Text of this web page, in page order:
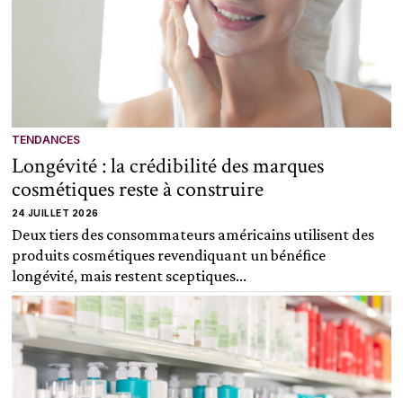
TENDANCES
Longévité : la crédibilité des marques
cosmétiques reste à construire
24 JUILLET 2026
Deux tiers des consommateurs américains utilisent des
produits cosmétiques revendiquant un bénéfice
longévité, mais restent sceptiques...